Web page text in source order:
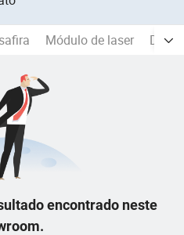
Módulo de laser
encontrado neste